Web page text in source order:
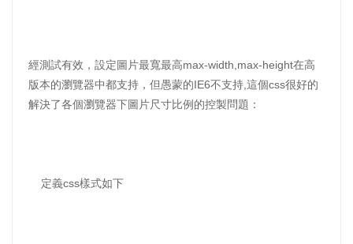
經測試有效，設定圖片最寬最高max-width,max-height在高
版本的瀏覽器中都支持，但愚蒙的IE6不支持,這個css很好的
解決了各個瀏覽器下圖片尺寸比例的控製問題：
定義css樣式如下